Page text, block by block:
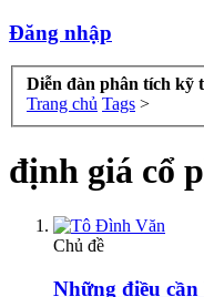
Đăng nhập
Diễn đàn phân tích kỹ
Trang chủ Tags >
định giá cổ
Chủ đề
Những điều